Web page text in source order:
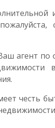
агент по
честь